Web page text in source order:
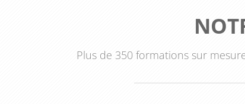
Plus de 350 formations sur